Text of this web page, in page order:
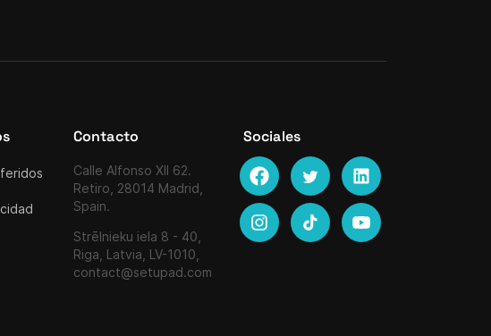
Contacto
Calle Alfonso XII 62.
Retiro, 28014 Madrid,
Spain.
Strēlnieku iela 8 - 40,
Riga, Latvia, LV-1010,
contact@setupad.com
Sociales